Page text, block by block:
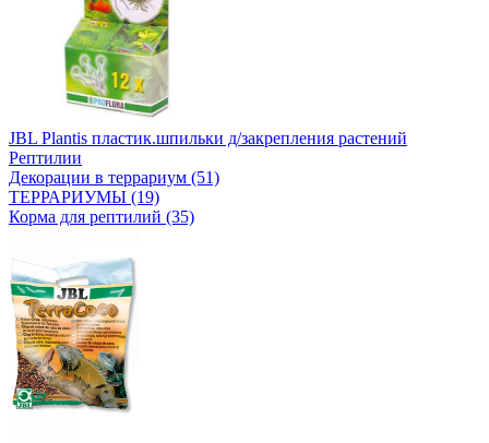
JBL Plantis пластик.шпильки д/закрепления растений
Рептилии
Декорации в террариум (51)
ТЕРРАРИУМЫ (19)
Корма для рептилий (35)